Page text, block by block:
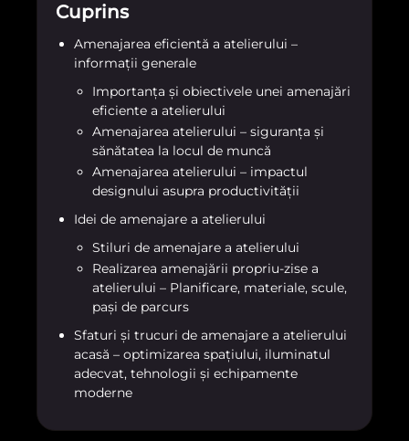
Cuprins
Amenajarea eficientă a atelierului –
informații generale
Importanța și obiectivele unei amenajări
eficiente a atelierului
Amenajarea atelierului – siguranța și
sănătatea la locul de muncă
Amenajarea atelierului – impactul
designului asupra productivității
Idei de amenajare a atelierului
Stiluri de amenajare a atelierului
Realizarea amenajării propriu-zise a
atelierului – Planificare, materiale, scule,
pași de parcurs
Sfaturi și trucuri de amenajare a atelierului
acasă – optimizarea spațiului, iluminatul
adecvat, tehnologii și echipamente
moderne